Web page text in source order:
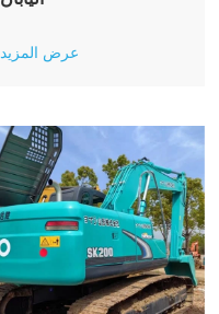
عرض المزيد